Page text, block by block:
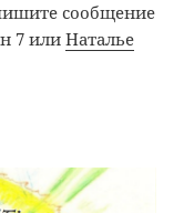
сообщение
7 илиНаталье